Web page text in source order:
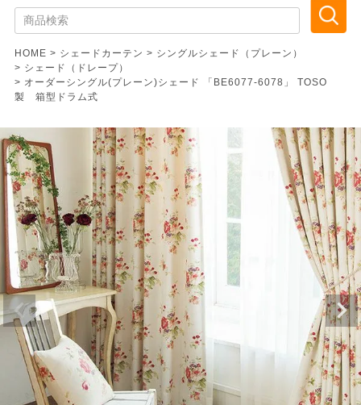
HOME シェードカーテン
シングルシェード（プレーン）
シェード（ドレープ）
オーダーシングル(プレーン)シェード 「BE6077-6078」 TOSO
製 箱型ドラム式